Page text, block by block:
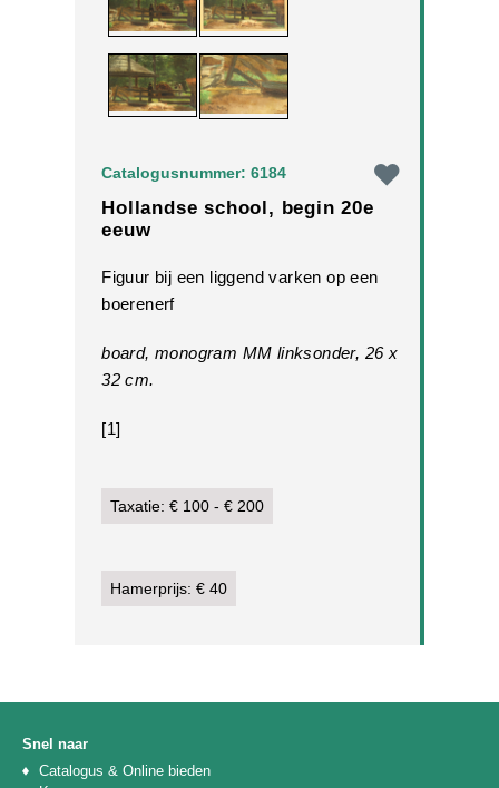
Catalogusnummer: 6184
Hollandse school, begin 20e
eeuw
Figuur bij een liggend varken op een
boerenerf
board, monogram MM linksonder, 26 x
32 cm.
[1]
Taxatie: € 100 - € 200
Hamerprijs: € 40
Snel naar
Catalogus & Online bieden